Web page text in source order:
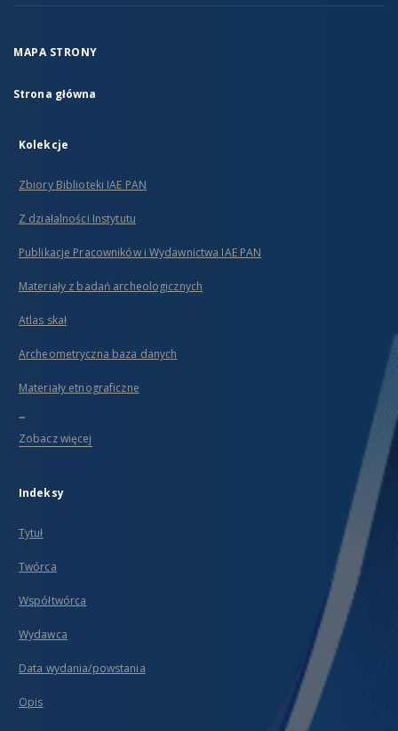
MAPA STRONY
Strona główna
Kolekcje
Zbiory Biblioteki IAE PAN
Z działalności Instytutu
Publikacje Pracowników i Wydawnictwa IAE PAN
Materiały z badań archeologicznych
Atlas skał
Archeometryczna baza danych
Materiały etnograficzne
...
Zobacz więcej
Indeksy
Tytuł
Twórca
Współtwórca
Wydawca
Data wydania/powstania
Opis